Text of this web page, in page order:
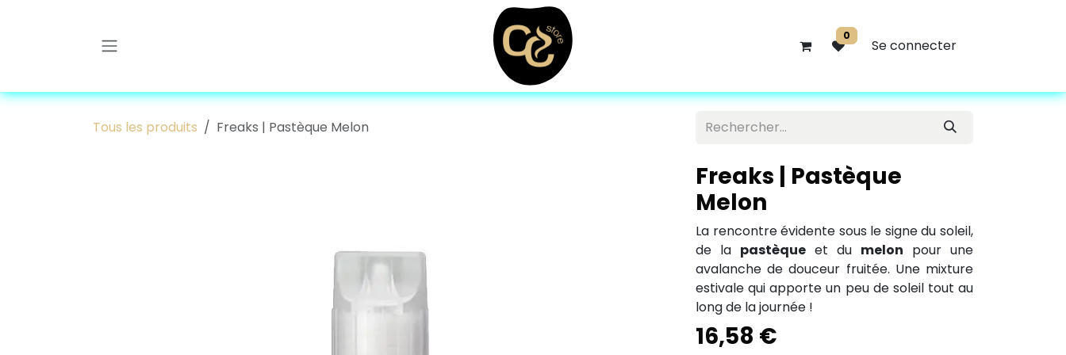
0
Se connecter
Tous les produits Freaks | Pastèque Melon
Freaks | Pastèque
Melon
La rencontre évidente sous le signe du soleil,
de la pastèque et du melon pour une
avalanche de douceur fruitée. Une mixture
estivale qui apporte un peu de soleil tout au
long de la journée !
16,58 €